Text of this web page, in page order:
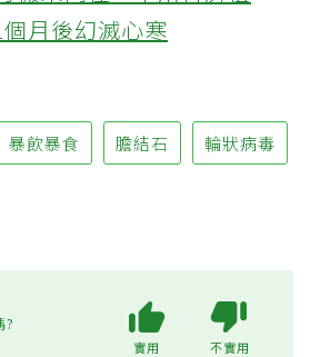
月後幻滅心寒
暴飲暴食 膽結石 輪狀病毒
?
實用 不實用